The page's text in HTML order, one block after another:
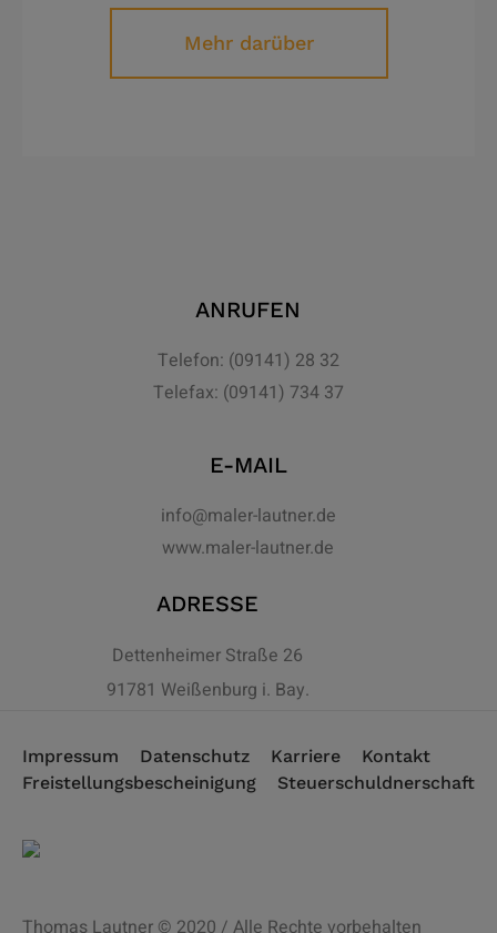
Mehr darüber
ANRUFEN
Telefon: (09141) 28 32
Telefax: (09141) 734 37
E-MAIL
info@maler-lautner.de
www.maler-lautner.de
ADRESSE
Dettenheimer Straße 26
91781 Weißenburg i. Bay.
Impressum Datenschutz Karriere
Kontakt
Freistellungsbescheinigung
Steuerschuldnerschaft
Thomas Lautner © 2020 / Alle Rechte vorbehalten